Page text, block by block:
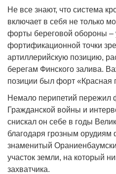
Не все знают, что система
включает в себя не только
форты береговой обороны –
фортификационной точки
артиллерийскую позицию,
берегам Финского залива.
позиции был форт «Красная
Немало перипетий пережил
Гражданской войны и
снискал он себе в годы
благодаря грозным орудиям
знаменитый
участок земли, на который
захватчика.